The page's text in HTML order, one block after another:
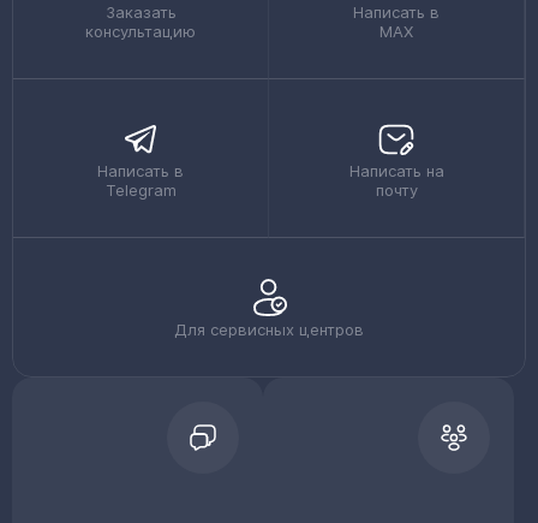
Заказать
консультацию
Написать в
MAX
Написать в
Telegram
Написать на
почту
Для сервисных центров